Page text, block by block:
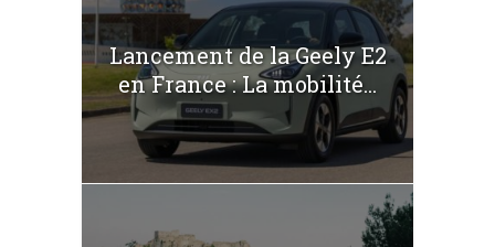
Lancement de la Geely E2
en France : La mobilité...